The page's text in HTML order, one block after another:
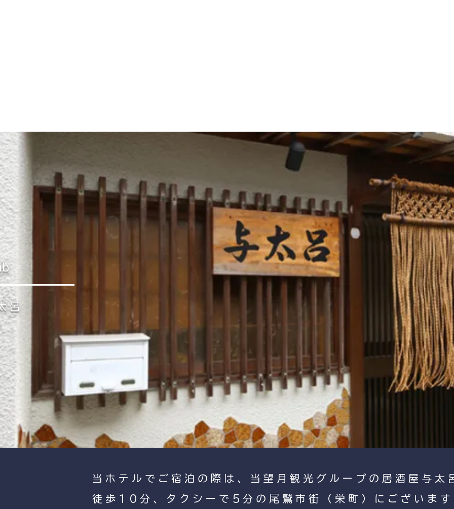
呂
当ホテルでご宿泊の際は、当望月観光グループの居酒屋与太
徒歩10分、タクシーで5分の尾鷲市街（栄町）にございま